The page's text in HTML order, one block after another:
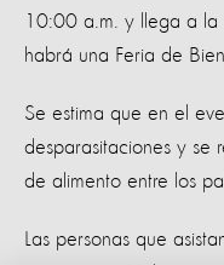
10:00 a.m. y llega a la
habrá una Feria de
Se estima que en el
desparasitaciones y
de alimento entre los
Las personas que